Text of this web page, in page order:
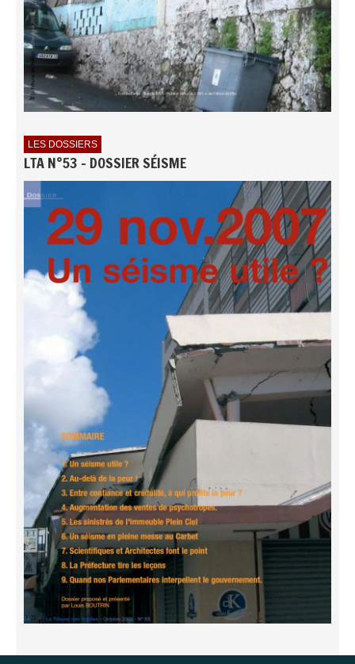
LES DOSSIERS
LTA N°53 - DOSSIER SÉISME